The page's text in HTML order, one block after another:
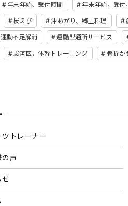
年末年始、受付時間 年末年始，受付
桜えび 沖あがり、郷土料理
運動不足解消 運動型通所サービス
駿河区，体幹トレーニング 骨折か
ツトレーナー
の声
せ